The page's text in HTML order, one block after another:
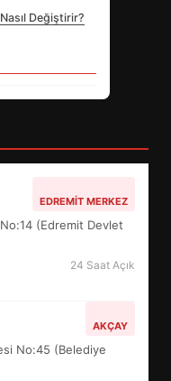
Değiştirir?
EDREMIT MERKEZ
(Edremit Devlet
24 Saat Açık
AKÇAY
No:45 (Belediye
SÜRE
NEYİ